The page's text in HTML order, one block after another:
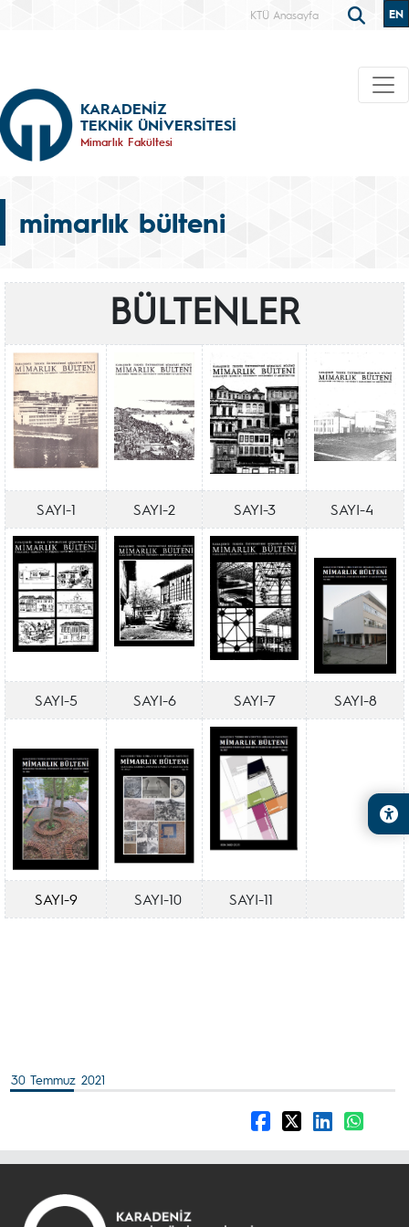
KTÜ Anasayfa EN
KARADENİZ
TEKNİK ÜNİVERSİTESİ
Mimarlık Fakültesi
mimarlık bülteni
BÜLTENLER
SAYI-1 SAYI-2 SAYI-3 SAYI-4
SAYI-5 SAYI-6 SAYI-7 SAYI-8
SAYI-9 SAYI-10 SAYI-11
30 Temmuz 2021